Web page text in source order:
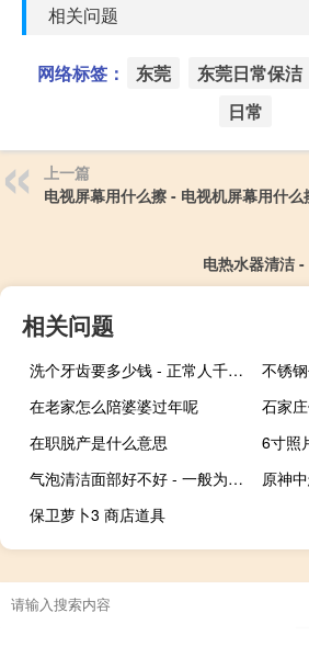
相关问题
网络标签： 东莞 东莞日常保洁
日常
上一篇
电视屏幕用什么擦 - 电视机屏幕用什么
电热水器清洁
相关问题
洗个牙齿要多少钱 - 正常人千万不要洗牙
在老家怎么陪婆婆过年呢
在职脱产是什么意思
气泡清洁面部好不好 - 一般为什么不建议做小气泡
原神
保卫萝卜3 商店道具